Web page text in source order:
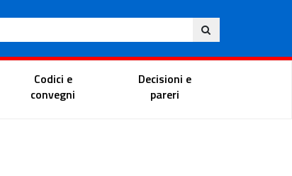
Ita
Portale del magistrato
Codici e
convegni
Decisioni e
pareri